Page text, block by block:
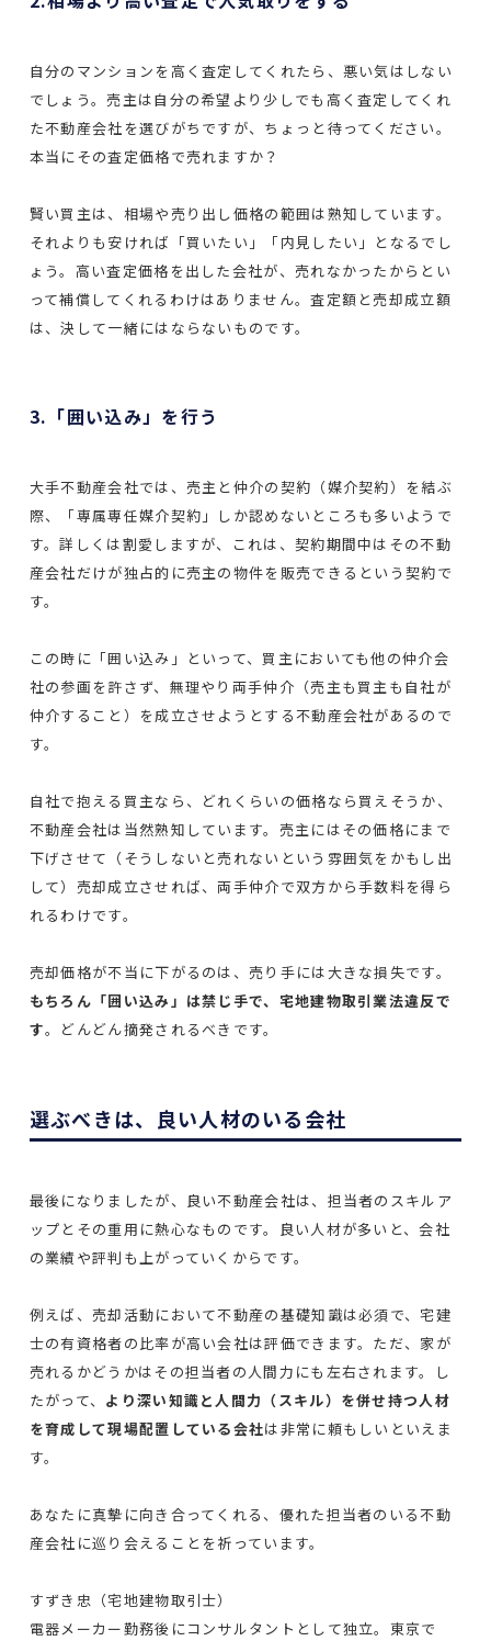
自分のマンションを高く査定してくれたら、悪い気はしない
でしょう。売主は自分の希望より少しでも高く査定してくれ
た不動産会社を選びがちですが、ちょっと待ってください。
本当にその査定価格で売れますか？
賢い買主は、相場や売り出し価格の範囲は熟知しています。
それよりも安ければ「買いたい」「内見したい」となるでし
ょう。高い査定価格を出した会社が、売れなかったからとい
って補償してくれるわけはありません。査定額と売却成立額
は、決して一緒にはならないものです。
3.「囲い込み」を行う
大手不動産会社では、売主と仲介の契約（媒介契約）を結ぶ
際、「専属専任媒介契約」しか認めないところも多いようで
す。詳しくは割愛しますが、これは、契約期間中はその不動
産会社だけが独占的に売主の物件を販売できるという契約で
す。
この時に「囲い込み」といって、買主においても他の仲介会
社の参画を許さず、無理やり両手仲介（売主も買主も自社が
仲介すること）を成立させようとする不動産会社があるので
す。
自社で抱える買主なら、どれくらいの価格なら買えそうか、
不動産会社は当然熟知しています。売主にはその価格にまで
下げさせて（そうしないと売れないという雰囲気をかもし出
して）売却成立させれば、両手仲介で双方から手数料を得ら
れるわけです。
売却価格が不当に下がるのは、売り手には大きな損失です。
もちろん「囲い込み」は禁じ手で、宅地建物取引業法違反で
す。どんどん摘発されるべきです。
選ぶべきは、良い人材のいる会社
最後になりましたが、良い不動産会社は、担当者のスキルア
ップとその重用に熱心なものです。良い人材が多いと、会社
の業績や評判も上がっていくからです。
例えば、売却活動において不動産の基礎知識は必須で、宅建
士の有資格者の比率が高い会社は評価できます。ただ、家が
売れるかどうかはその担当者の人間力にも左右されます。し
たがって、 より深い知識と人間力（スキル）を併せ持つ人材
を育成して現場配置している会社は非常に頼もしいといえま
す。
あなたに真摯に向き合ってくれる、優れた担当者のいる不動
産会社に巡り会えることを祈っています。
すずき忠（宅地建物取引士）
電器メーカー勤務後にコンサルタントとして独立。東京で